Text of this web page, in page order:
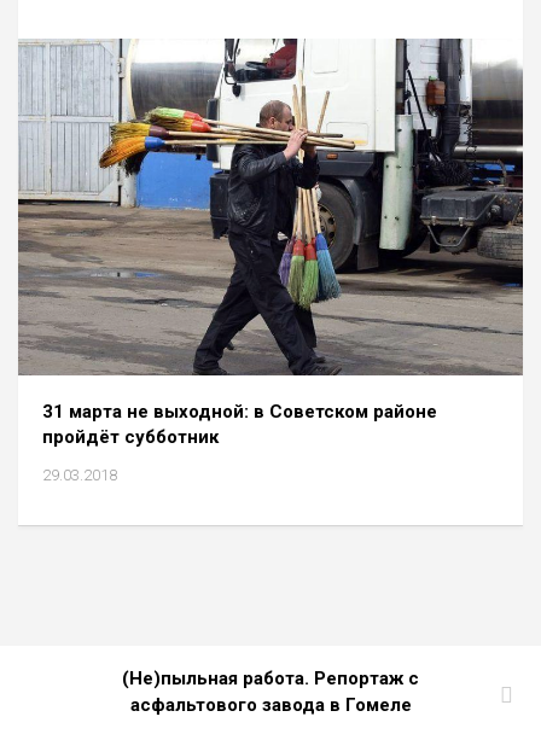
31 марта не выходной: в Советском районе
пройдёт субботник
29.03.2018
(Не)пыльная работа. Репортаж с
асфальтового завода в Гомеле